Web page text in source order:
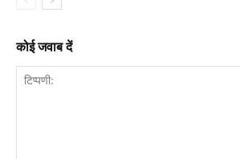
कोई जवाब दें